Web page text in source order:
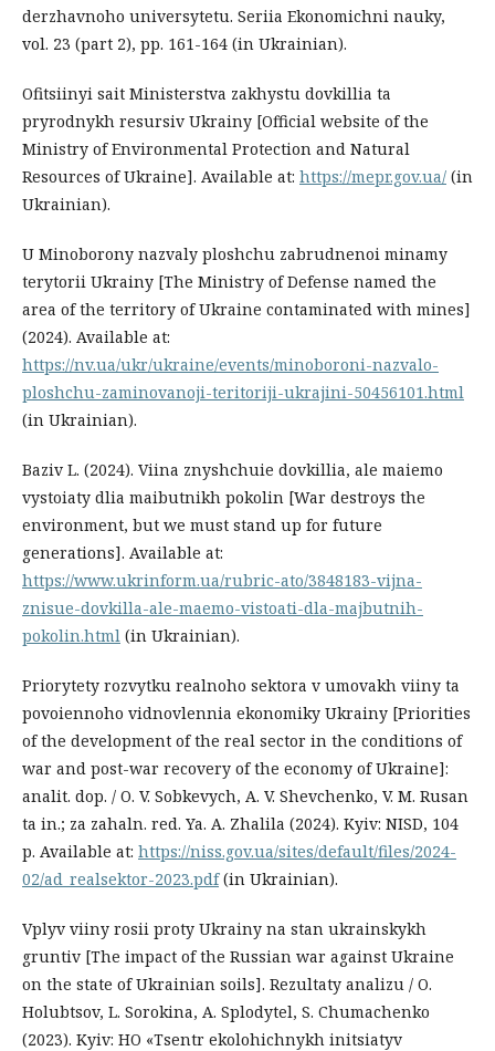
derzhavnoho universytetu. Seriia Ekonomichni nauky,
vol. 23 (part 2), pp. 161-164 (in Ukrainian).
Ofitsiinyi sait Ministerstva zakhystu dovkillia ta
pryrodnykh resursiv Ukrainy [Official website of the
Ministry of Environmental Protection and Natural
Resources of Ukraine]. Available at: https://mepr.gov.ua/ (in
Ukrainian).
U Minoborony nazvaly ploshchu zabrudnenoi minamy
terytorii Ukrainy [The Ministry of Defense named the
area of the territory of Ukraine contaminated with mines]
(2024). Available at:
https://nv.ua/ukr/ukraine/events/minoboroni-nazvalo-
ploshchu-zaminovanoji-teritoriji-ukrajini-50456101.html
(in Ukrainian).
Baziv L. (2024). Viina znyshchuie dovkillia, ale maiemo
vystoiaty dlia maibutnikh pokolin [War destroys the
environment, but we must stand up for future
generations]. Available at:
https://www.ukrinform.ua/rubric-ato/3848183-vijna-
znisue-dovkilla-ale-maemo-vistoati-dla-majbutnih-
pokolin.html (in Ukrainian).
Priorytety rozvytku realnoho sektora v umovakh viiny ta
povoiennoho vidnovlennia ekonomiky Ukrainy [Priorities
of the development of the real sector in the conditions of
war and post-war recovery of the economy of Ukraine]:
analit. dop. / O. V. Sobkevych, A. V. Shevchenko, V. M. Rusan
ta in.; za zahaln. red. Ya. A. Zhalila (2024). Kyiv: NISD, 104
p. Available at: https://niss.gov.ua/sites/default/files/2024-
02/ad_realsektor-2023.pdf(in Ukrainian).
Vplyv viiny rosii proty Ukrainy na stan ukrainskykh
gruntiv [The impact of the Russian war against Ukraine
on the state of Ukrainian soils]. Rezultaty analizu / O.
Holubtsov, L. Sorokina, A. Splodytel, S. Chumachenko
(2023). Kyiv: HO «Tsentr ekolohichnykh initsiatyv